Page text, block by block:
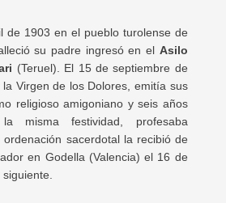
de 1903 en el pueblo turolense de
su padre ingresó en el Asilo
(Teruel). El 15 de septiembre de
Virgen de los Dolores, emitía sus
religioso amigoniano y seis años
misma festividad, profesaba
ordenación sacerdotal la recibió de
en Godella (Valencia) el 16 de